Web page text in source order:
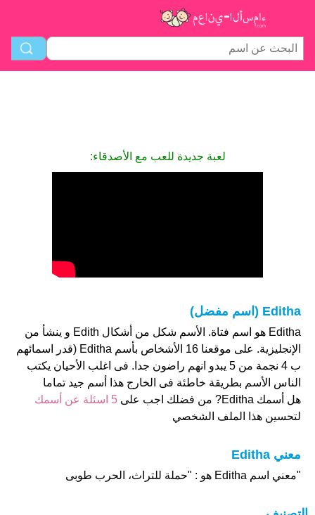
لعبة جديدة للعب مع الأصدقاء:
Editha (اسم مفضل)
Editha هو اسم فتاة. الأسم شكل من أشكال Edith و ينشأ من
الإنجليزية. على موقعنا 16 الأشخاص بأسم Editha (قدر اسمائهم
ب 4 نجمة من 5 يبدو انهم راضون جدا. فى اغلب الأحيان يكتب
الناس الأسم بطريقة خاطئة فى الخارج هذا أسم جيد تماما
هل أسمك Editha? من فضلك اجب على
5 اسئلة عن أسمك
لتحسين هذا الملف الشخصي
معني Editha
"معني اسم Editha هو : "حملة للتراث، الحرب طوبى